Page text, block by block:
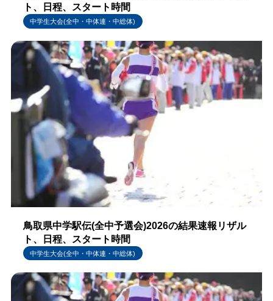
ト、日程、スタート時間
中学生大会(全中・中体連・中総体)
鳥取県中学駅伝(全中予選会)2026の結果速報リザル
ト、日程、スタート時間
中学生大会(全中・中体連・中総体)